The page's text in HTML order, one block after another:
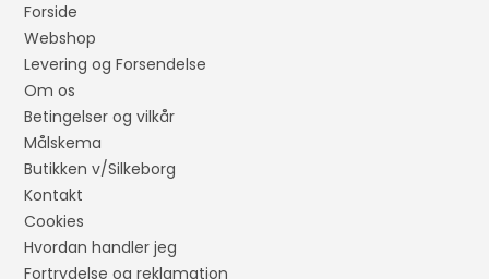
Forside
Webshop
Levering og Forsendelse
Om os
Betingelser og vilkår
Målskema
Butikken v/Silkeborg
Kontakt
Cookies
Hvordan handler jeg
Fortrydelse og reklamation